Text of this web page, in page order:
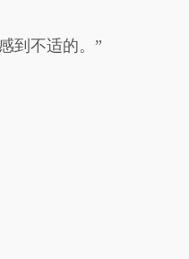
到不适的。”